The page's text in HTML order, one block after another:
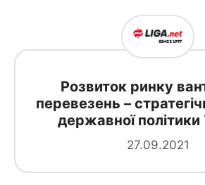
Розвиток ринку
перевезень –
державної політики
27.09.2021